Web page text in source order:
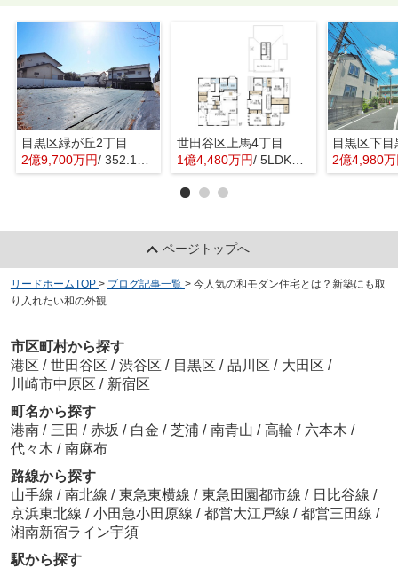
目黒区緑が丘2丁目
2億9,700万円/ 352.16㎡
世田谷区上馬4丁目
1億4,480万円/ 5LDK＋1S(納戸)
目黒区下
2億4,980
ページトップへ
リードホームTOP > ブログ記事一覧 > 今人気の和モダン住宅とは？新築にも取
り入れたい和の外観
市区町村から探す
港区 / 世田谷区 / 渋谷区 / 目黒区 / 品川区 / 大田区 /
川崎市中原区 / 新宿区
町名から探す
港南 / 三田 / 赤坂 / 白金 / 芝浦 / 南青山 / 高輪 / 六本木 /
代々木 / 南麻布
路線から探す
山手線 / 南北線 / 東急東横線 / 東急田園都市線 / 日比谷線 /
京浜東北線 / 小田急小田原線 / 都営大江戸線 / 都営三田線 /
湘南新宿ライン宇須
駅から探す